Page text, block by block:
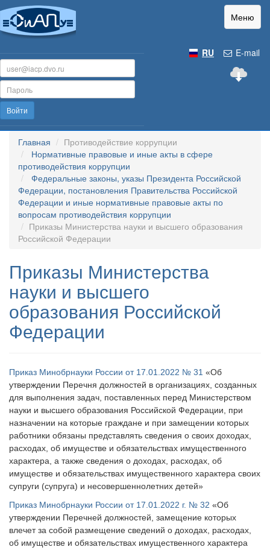
Меню
E-mail
RU
Войти
Главная
Противодействие коррупции
Нормативные правовые и иные акты в сфере
противодействия коррупции
Федеральные законы, указы Президента Российской
Федерации, постановления Правительства Российской
Федерации и иные нормативные правовые акты по
вопросам противодействия коррупции
Приказы Министерства науки и высшего образования
Российской Федерации
Приказы Министерства
науки и высшего
образования Российской
Федерации
Приказ Минобрнауки России от 17.01.2022 № 31 «Об
утверждении Перечня должностей в организациях, созданных
для выполнения задач, поставленных перед Министерством
науки и высшего образования Российской Федерации, при
назначении на которые граждане и при замещении которых
работники обязаны представлять сведения о своих доходах,
расходах, об имуществе и обязательствах имущественного
характера, а также сведения о доходах, расходах, об
имуществе и обязательствах имущественного характера своих
супруги (супруга) и несовершеннолетних детей»
Приказ Минобрнауки России от 17.01.2022 г. № 32 «Об
утверждении Перечней должностей, замещение которых
влечет за собой размещение сведений о доходах, расходах,
об имуществе и обязательствах имущественного характера